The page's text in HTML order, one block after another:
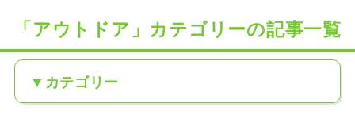
「アウトドア」カテゴリーの記事一覧
カテゴリー